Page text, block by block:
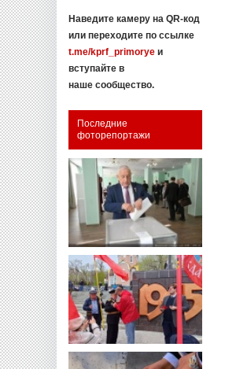
Наведите камеру на QR-код
или переходите по ссылке
t.me/kprf_primorye и
вступайте в
наше сообщество.
Последние
фоторепортажи